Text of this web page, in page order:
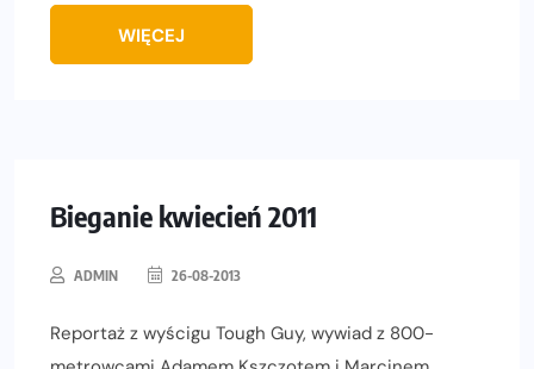
WIĘCEJ
Bieganie kwiecień 2011
ADMIN 26-08-2013
Reportaż z wyścigu Tough Guy, wywiad z 800-